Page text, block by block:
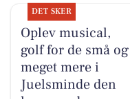
DET SKER
Oplev musical,
golf for de små og
meget mere i
Juelsminde den